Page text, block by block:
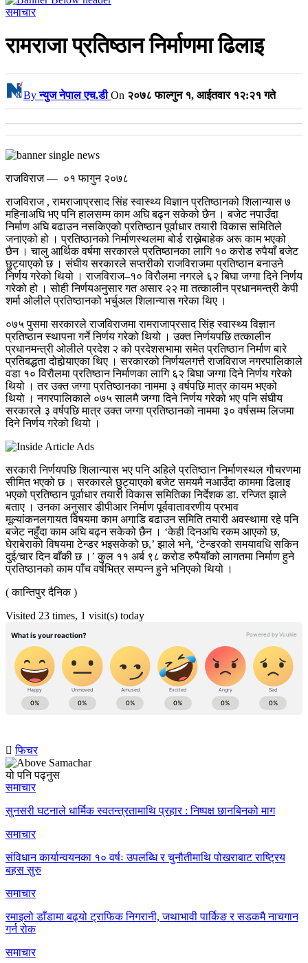
समाचार
रामराजा प्रतिष्ठान निर्माणमा ढिलाइ
Byन्युज नेपाल एच.डी On २०७८ फाल्गुन १, आईतवार १२:२१ गते
राजविराज — ०१ फागुन २०७८
राजविराज , रामराजाप्रसाद सिंह स्वास्थ्य विज्ञान प्रतिष्ठानको शिलान्यास ७
महिनाअघि भए पनि हालसम्म काम अघि बढ्न सकेको छैन । बजेट नपाउँदा
निर्माण अघि बढाउन नसकिएको प्रतिष्ठान पूर्वाधार तयारी विकास समितिले
जनाएको हो ।प्रतिष्ठानको निर्माणस्थलमा बोर्ड राख्नेबाहेक अरू काम भएको
छैन । चालु आर्थिक वर्षमा सरकारले प्रतिष्ठानका लागि १० करोड रुपैयाँ बजेट
छुट्याएको छ । संघीय सरकारले सप्तरीको राजविराजमा प्रतिष्ठान बनाउने
निर्णय गरेको थियो । राजविराज–१० विरौलमा नगरले ६२ बिघा जग्गा दिने निर्णय
गरेको हो । सोही निर्णयअनुसार गत असार २२ मा तत्कालीन प्रधानमन्त्री केपी
शर्मा ओलीले प्रतिष्ठानको भर्चुअल शिलान्यास गरेका थिए ।
०७५ पुसमा सरकारले राजविराजमा रामराजाप्रसाद सिंह स्वास्थ्य विज्ञान
प्रतिष्ठान स्थापना गर्ने निर्णय गरेको थियो ।उक्त निर्णयपछि तत्कालीन
प्रधानमन्त्री ओलीले प्रदेश २ को प्रदेशसभामा समेत प्रतिष्ठान निर्माण बारे
प्रतिबद्धता दोहोर्‍याएका थिए । सरकारको निर्णयलगत्तै राजविराज नगरपालिकाले
वडा १० विरौलमा प्रतिष्ठान निर्माणका लागि ६२ बिघा जग्गा दिने निर्णय गरेको
थियो । तर उक्त जग्गा प्रतिष्ठानका नाममा ३ वर्षपछि मात्र कायम भएको
थियो ।नगरपालिकाले ०७५ सालमै जग्गा दिने निर्णय गरेको भए पनि संघीय
सरकारले ३ वर्षपछि मात्र उक्त जग्गा प्रतिष्ठानको नाममा ३० वर्षसम्म लिजमा
दिने निर्णय गरेको थियो ।
सरकारी निर्णयपछि शिलान्यास भए पनि अहिले प्रतिष्ठान निर्माणस्थल गौचरणमा
सीमित भएको छ ।सरकारले छुट्याएको बजेट समयमै नआउँदा काममा ढिलाइ
भएको प्रतिष्ठान पूर्वाधार तयारी विकास समितिका निर्देशक डा. रन्जित झाले
बताए । उनका अनुसार डीपीआर निर्माण पूर्ववातावरणीय प्रभाव
मूल्यांकनलगायत विषयमा काम अगाडि बढाउन समिति तयारी अवस्थामा रहे पनि
बजेट नहुँदा काम अघि बढ्न सकेको छैन । ‘केही दिनअघि रकम आएको छ,
घेराबेराको विषयमा टेन्डर भइसकेको छ,’ झाले भने, ‘टेन्डरको समयावधि सकिन
दुई/चार दिन बाँकी छ ।’ कुल ११ अर्ब ९८ करोड रुपैयाँको लागतमा निर्माण हुने
प्रतिष्ठानको काम पाँच वर्षभित्र सम्पन्न हुने भनिएको थियो ।
( कान्तिपुर दैनिक )
Visited 23 times, 1 visit(s) today
फिचर
यो पनि पढ्नुस
समाचार
सुनसरी घटनाले धार्मिक स्वतन्त्रतामाथि प्रहार : निष्पक्ष छानबिनको माग
समाचार
संविधान कार्यान्वयनका १० वर्षः उपलब्धि र चुनौतीमाथि पोखराबाट राष्ट्रिय
बहस सुरु
समाचार
रमाइलो डाँडामा बढ्यो ट्राफिक निगरानी, जथाभावी पार्किङ र सडकमै नाचगान
गर्न रोक
समाचार